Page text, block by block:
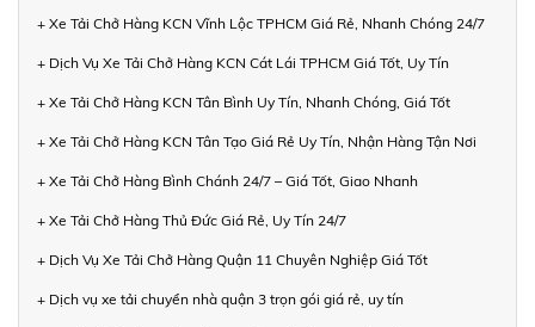
+ Xe Tải Chở Hàng KCN Vĩnh Lộc TPHCM Giá Rẻ, Nhanh Chóng 24/7
+ Dịch Vụ Xe Tải Chở Hàng KCN Cát Lái TPHCM Giá Tốt, Uy Tín
+ Xe Tải Chở Hàng KCN Tân Bình Uy Tín, Nhanh Chóng, Giá Tốt
+ Xe Tải Chở Hàng KCN Tân Tạo Giá Rẻ Uy Tín, Nhận Hàng Tận Nơi
+ Xe Tải Chở Hàng Bình Chánh 24/7 – Giá Tốt, Giao Nhanh
+ Xe Tải Chở Hàng Thủ Đức Giá Rẻ, Uy Tín 24/7
+ Dịch Vụ Xe Tải Chở Hàng Quận 11 Chuyên Nghiệp Giá Tốt
+ Dịch vụ xe tải chuyển nhà quận 3 trọn gói giá rẻ, uy tín